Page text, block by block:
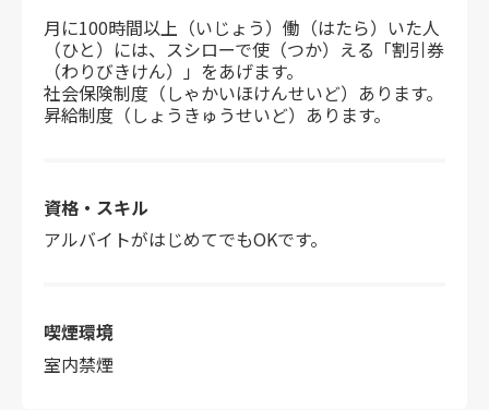
月に100時間以上（いじょう）働（はたら）いた人
（ひと）には、スシローで使（つか）える「割引券
（わりびきけん）」をあげます。
社会保険制度（しゃかいほけんせいど）あります。
昇給制度（しょうきゅうせいど）あります。
資格・スキル
アルバイトがはじめてでもOKです。
喫煙環境
室内禁煙